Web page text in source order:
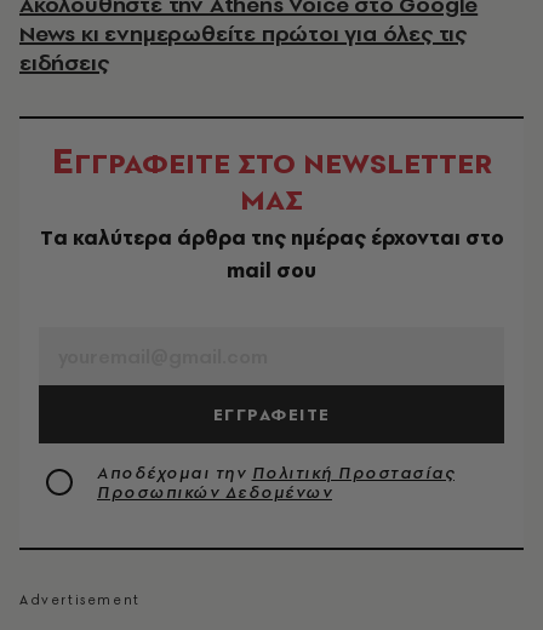
News κι ενημερωθείτε πρώτοι για όλες τις
ειδήσεις
ΕΓΓΡΑΦΕΙΤΕ ΣΤΟ NEWSLETTER
ΜΑΣ
Tα καλύτερα άρθρα της ημέρας έρχονται στο
mail σου
ΕΓΓΡΑΦΕΙΤΕ
Αποδέχομαι την Πολιτική Προστασίας
Προσωπικών Δεδομένων